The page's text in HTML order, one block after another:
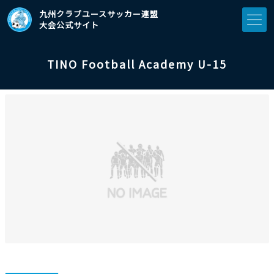
九州クラブユースサッカー連盟
大会公式サイト
TINO Football Academy U-15